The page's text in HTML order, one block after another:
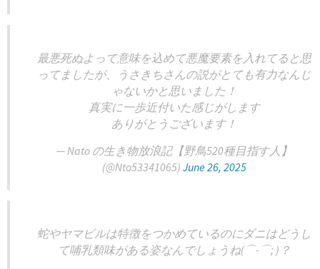
最悪死ぬよって意味を込めて悪魔要素を入れてると思
ってましたが、うさきちさんの説がとても有力なんじ
ゃないかと思いました！
真実に一歩近付いた感じがします
ありがとうございます！
— Nato の生き物放浪記【野鳥520種目指す人】
(@Nto53341065) June 26, 2025
蛇やヤマビルは特徴をつかめているのにダニはどうし
て哺乳類味がある姿なんでしょうね(⌒-⌒; )？